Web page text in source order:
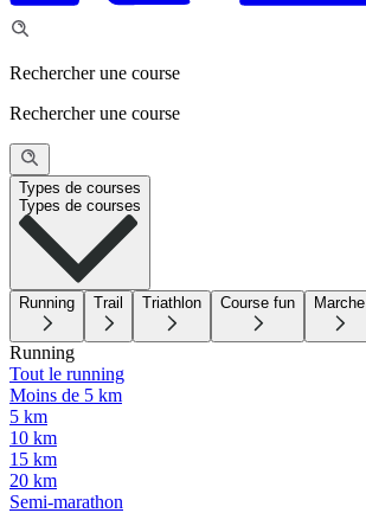
Rechercher une course
Rechercher une course
Types de courses
Types de courses
Running Trail Triathlon Course fun Marche
Running
Tout le running
Moins de 5 km
5 km
10 km
15 km
20 km
Semi-marathon